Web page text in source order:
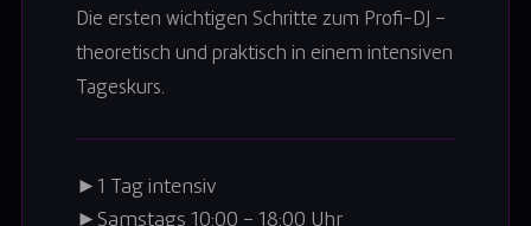
Die ersten wichtigen Schritte zum Profi-DJ –
theoretisch und praktisch in einem intensiven
Tageskurs.
► 1 Tag intensiv
► Samstags 10:00 – 18:00 Uhr